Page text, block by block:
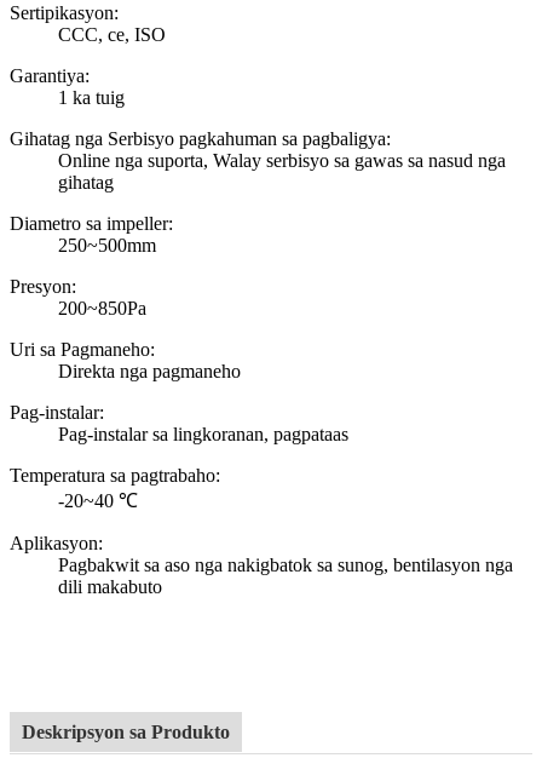
Sertipikasyon:
CCC, ce, ISO
Garantiya:
1 ka tuig
Gihatag nga Serbisyo pagkahuman sa pagbaligya:
Online nga suporta, Walay serbisyo sa gawas sa nasud nga
gihatag
Diametro sa impeller:
250~500mm
Presyon:
200~850Pa
Uri sa Pagmaneho:
Direkta nga pagmaneho
Pag-instalar:
Pag-instalar sa lingkoranan, pagpataas
Temperatura sa pagtrabaho:
-20~40 ℃
Aplikasyon:
Pagbakwit sa aso nga nakigbatok sa sunog, bentilasyon nga
dili makabuto
Deskripsyon sa Produkto